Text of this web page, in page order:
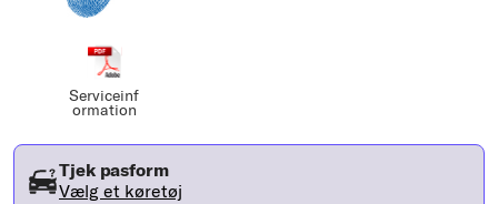
Serviceinf
ormation
Tjek pasform
Vælg et køretøj